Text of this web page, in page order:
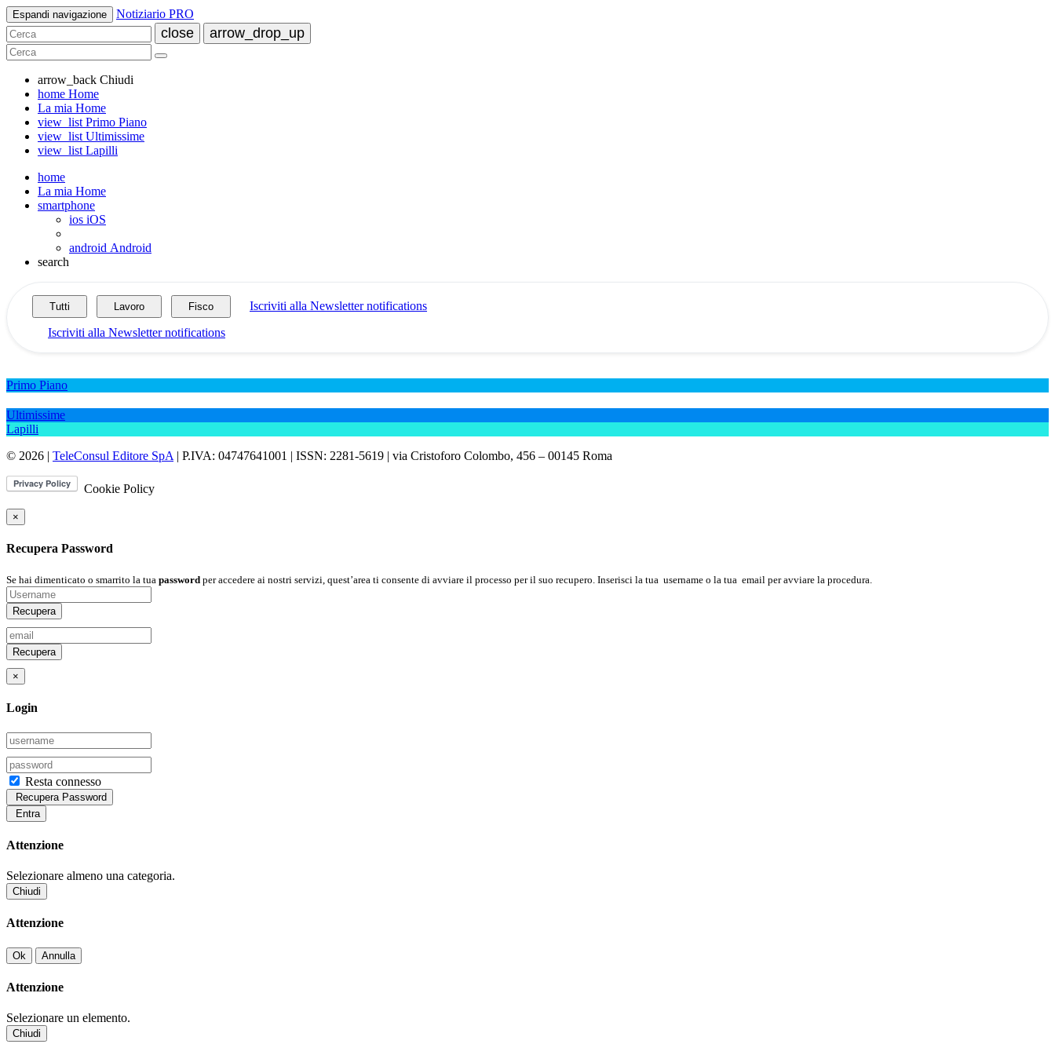
Espandi navigazione Notiziario PRO
close arrow_drop_up
arrow_back Chiudi
home Home
La mia Home
view_list Primo Piano
view_list Ultimissime
view_list Lapilli
home
La mia Home
smartphone
ios iOS
android Android
search
Tutti Lavoro Fisco Iscriviti alla Newsletternotifications
Iscriviti alla Newsletternotifications
Primo Piano
Ultimissime
Lapilli
© 2026 | TeleConsul Editore SpA | P.IVA: 04747641001 | ISSN: 2281-5619 | via Cristoforo Colombo, 456 – 00145 Roma
Cookie Policy
×
Recupera Password
Se hai dimenticato o smarrito la tua password per accedere ai nostri servizi, quest’area ti consente di avviare il processo per il suo recupero. Inserisci la tua username o la tua email per avviare la procedura.
Recupera
Recupera
×
Login
Resta connesso
Recupera Password
Entra
Attenzione
Selezionare almeno una categoria.
Chiudi
Attenzione
Ok Annulla
Attenzione
Selezionare un elemento.
Chiudi